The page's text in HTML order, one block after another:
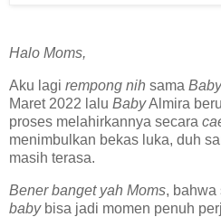
Halo Moms,
Aku lagi rempong nih sama Baby
Maret 2022 lalu BabyAlmira
proses melahirkannya secara
menimbulkan bekas luka, duh
masih terasa.
Bener banget yah Moms, bahwa
baby bisa jadi momen penuh